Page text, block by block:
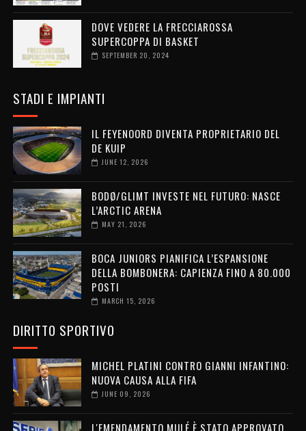
DOVE VEDERE LA FRECCIAROSSA
SUPERCOPPA DI BASKET
SEPTEMBER 20, 2024
STADI E IMPIANTI
IL FEYENOORD DIVENTA PROPRIETARIO DEL
DE KUIP
JUNE 12, 2026
BODØ/GLIMT INVESTE NEL FUTURO: NASCE
L’ARCTIC ARENA
MAY 21, 2026
BOCA JUNIORS PIANIFICA L’ESPANSIONE
DELLA BOMBONERA: CAPIENZA FINO A 80.000
POSTI
MARCH 15, 2026
DIRITTO SPORTIVO
MICHEL PLATINI CONTRO GIANNI INFANTINO:
NUOVA CAUSA ALLA FIFA
JUNE 09, 2026
L'EMENDAMENTO MULÉ È STATO APPROVATO